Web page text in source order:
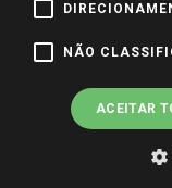
Pagamento e
NÃO
ACEITAR